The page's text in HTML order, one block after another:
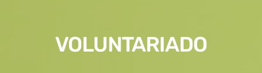
VOLUNTARIADO